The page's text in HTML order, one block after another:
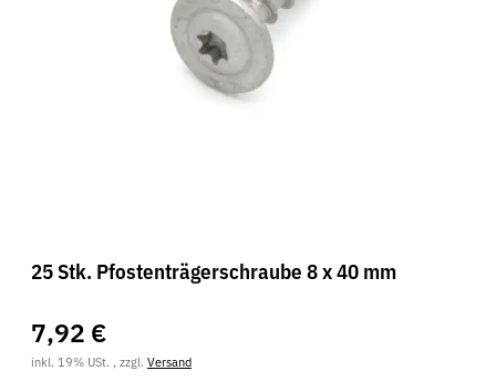
25 Stk. Pfostenträgerschraube 8 x 40 mm
7,92 €
inkl. 19% USt. , zzgl. Versand